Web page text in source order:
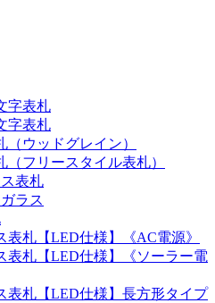
字表札
字表札
（ウッドグレイン）
（フリースタイル表札）
表札
ラス
表札【LED仕様】《AC電源》
表札【LED仕様】《ソーラー電
表札【LED仕様】長方形タイプ